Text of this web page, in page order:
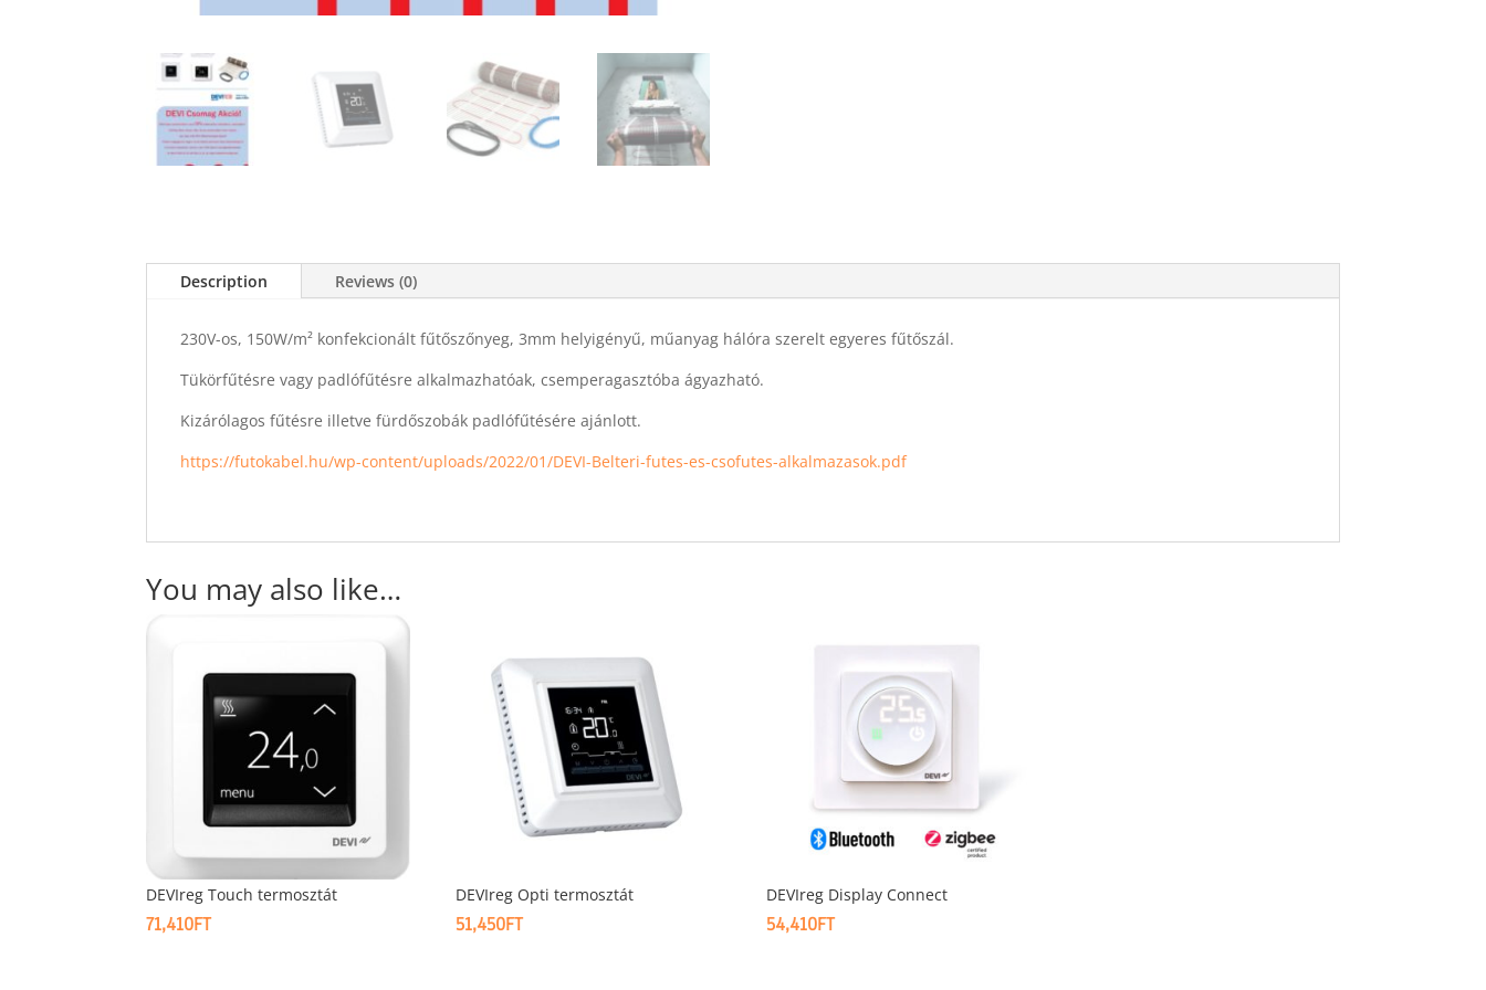
Description Reviews (0)
230V-os, 150W/m² konfekcionált fűtőszőnyeg, 3mm helyigényű, műanyag hálóra szerelt egyeres fűtőszál.
Tükörfűtésre vagy padlófűtésre alkalmazhatóak, csemperagasztóba ágyazható.
Kizárólagos fűtésre illetve fürdőszobák padlófűtésére ajánlott.
https://futokabel.hu/wp-content/uploads/2022/01/DEVI-Belteri-futes-es-csofutes-alkalmazasok.pdf
You may also like…
DEVIreg Touch termosztát
71,410FT
DEVIreg Opti termosztát
51,450FT
DEVIreg Display Connect
54,410FT